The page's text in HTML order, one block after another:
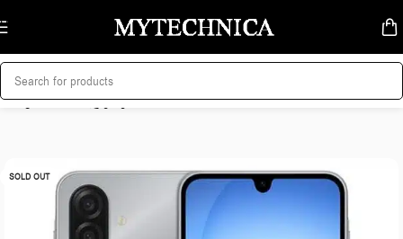
Skip to navigation
Skip to main content
მთავარი/მობილურები
SOLD OUT